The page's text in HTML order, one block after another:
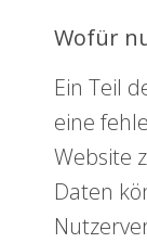
Wofür
Ein Teil
eine
Website
Daten